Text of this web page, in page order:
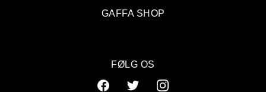
GAFFA SHOP
FØLG OS